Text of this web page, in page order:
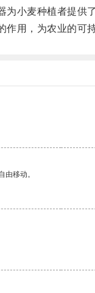
小麦种植者提供了
用，为农业的可持
移动。